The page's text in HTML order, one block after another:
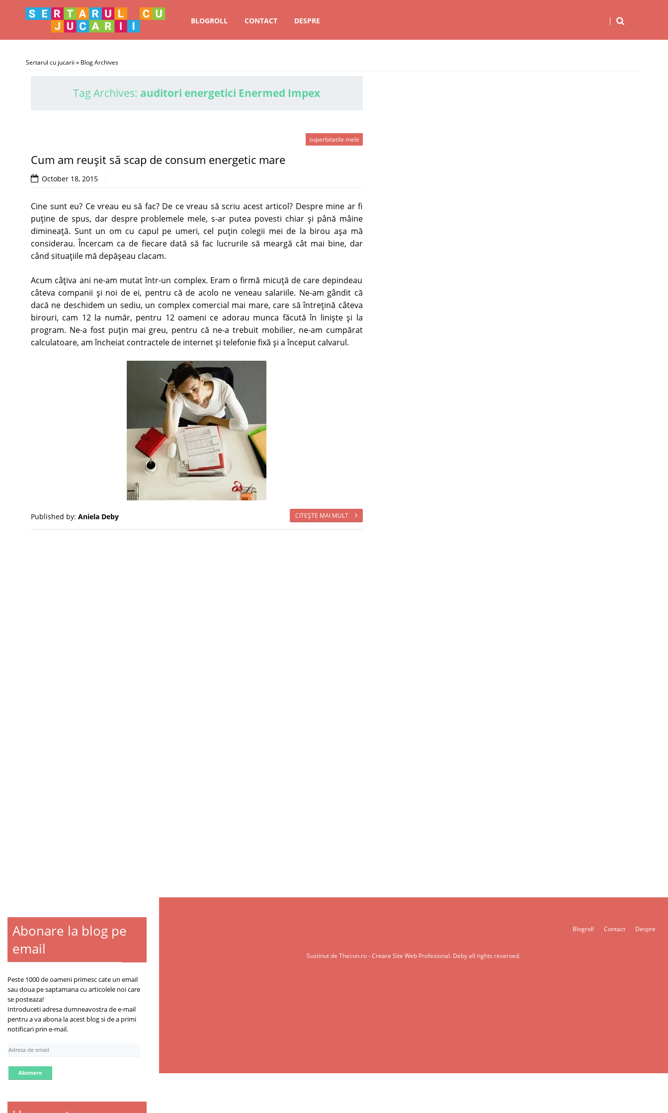
BLOGROLL CONTACT DESPRE
Sertarul cu jucarii » Blog Archives
Tag Archives: auditori energetici Enermed Impex
superbitatile mele
Cum am reuşit să scap de consum energetic mare
October 18, 2015
Cine sunt eu? Ce vreau eu să fac? De ce vreau să scriu acest articol? Despre mine ar fi
puţine de spus, dar despre problemele mele, s-ar putea povesti chiar şi până mâine
dimineaţă. Sunt un om cu capul pe umeri, cel puţin colegii mei de la birou aşa mă
considerau. Încercam ca de fiecare dată să fac lucrurile să meargă cât mai bine, dar
când situaţiile mă depăşeau clacam.
Acum câţiva ani ne-am mutat într-un complex. Eram o firmă micuţă de care depindeau
câteva companii şi noi de ei, pentru că de acolo ne veneau salariile. Ne-am gândit că
dacă ne deschidem un sediu, un complex comercial mai mare, care să întreţină câteva
birouri, cam 12 la număr, pentru 12 oameni ce adorau munca făcută în linişte şi la
program. Ne-a fost puţin mai greu, pentru că ne-a trebuit mobilier, ne-am cumpărat
calculatoare, am încheiat contractele de internet şi telefonie fixă şi a început calvarul.
CITEŞTE MAI MULT
Published by: Aniela Deby
Abonare la blog pe
email
Peste 1000 de oameni primesc cate un email
sau doua pe saptamana cu articolele noi care
se posteaza!
Introduceti adresa dumneavostra de e-mail
pentru a va abona la acest blog si de a primi
notificari prin e-mail.
A
r
e
Blogroll Contact Despre
Sustinut de Thecon.ro -Creare Site Web Profesional. Deby all rights reserved.